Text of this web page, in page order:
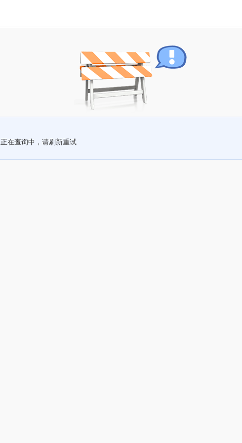
正在查询中，请刷新重试